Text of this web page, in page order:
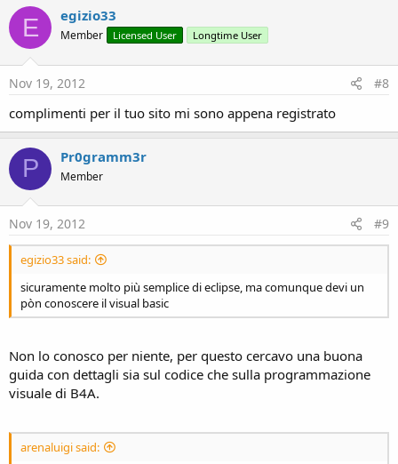
E egizio33
Member Licensed User Longtime User
Nov 19, 2012 #8
complimenti per il tuo sito mi sono appena registrato
P Pr0gramm3r
Member
Nov 19, 2012 #9
egizio33 said:
sicuramente molto più semplice di eclipse, ma comunque devi un
pòn conoscere il visual basic
Non lo conosco per niente, per questo cercavo una buona
guida con dettagli sia sul codice che sulla programmazione
visuale di B4A.
arenaluigi said: